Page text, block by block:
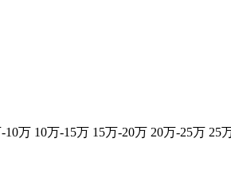
10万 10万-15万 15万-20万 20万-25万 25